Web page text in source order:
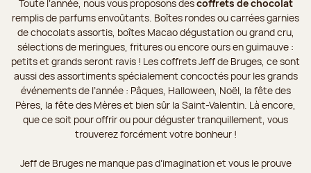
Toute l’année, nous vous proposons descoffrets de chocolat
remplis de parfums envoûtants. Boîtes rondes ou carrées garnies
de chocolats assortis, boîtes Macao dégustation ou grand cru,
sélections de meringues, fritures ou encore ours en guimauve :
petits et grands seront ravis ! Les coffrets Jeff de Bruges, ce sont
aussi des assortiments spécialement concoctés pour les grands
événements de l’année : Pâques, Halloween, Noël, la fête des
Pères, la fête des Mères et bien sûr la Saint-Valentin. Là encore,
que ce soit pour offrir ou pour déguster tranquillement, vous
trouverez forcément votre bonheur !
Jeff de Bruges ne manque pas d’imagination et vous le prouve